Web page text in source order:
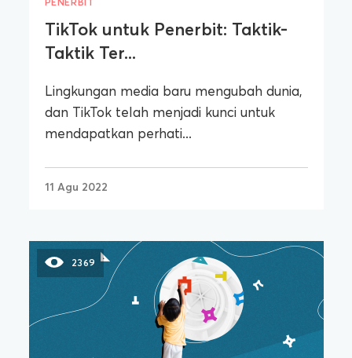
TikTok untuk Penerbit: Taktik-
Taktik Ter...
Lingkungan media baru mengubah dunia,
dan TikTok telah menjadi kunci untuk
mendapatkan perhati...
11 Agu 2022
2369